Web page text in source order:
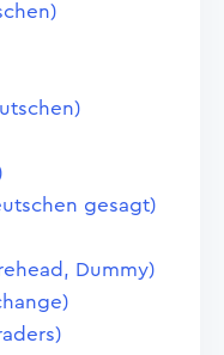
gesagt)
Dummy)